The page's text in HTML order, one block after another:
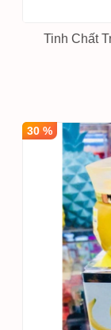
Tinh Chất
30 %